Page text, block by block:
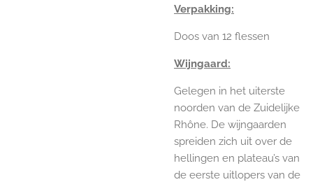
Verpakking:
Doos van 12 flessen
Wijngaard:
Gelegen in het uiterste
noorden van de Zuidelijke
Rhône. De wijngaarden
spreiden zich uit over de
hellingen en plateau’s van
de eerste uitlopers van de